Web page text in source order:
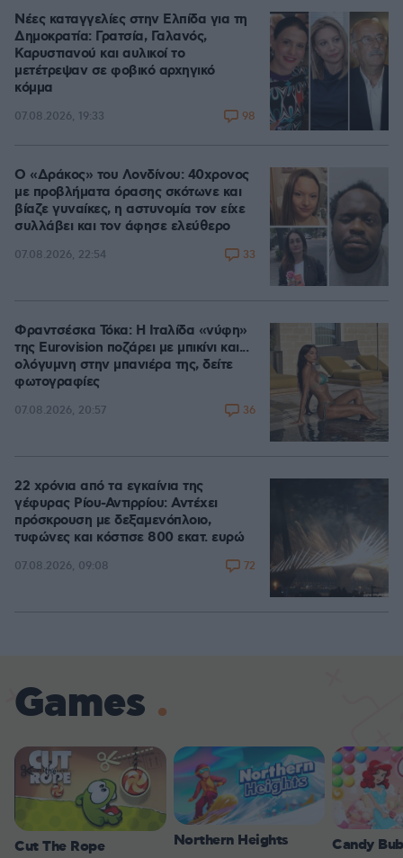
Νέες καταγγελίες στην Ελπίδα για τη
Δημοκρατία: Γρατσία, Γαλανός,
Καρυστιανού και αυλικοί το
μετέτρεψαν σε φοβικό αρχηγικό
κόμμα
07.08.2026, 19:33 98
Ο «Δράκος» του Λονδίνου: 40χρονος
με προβλήματα όρασης σκότωνε και
βίαζε γυναίκες, η αστυνομία τον είχε
συλλάβει και τον άφησε ελεύθερο
07.08.2026, 22:54 33
Φραντσέσκα Τόκα: Η Ιταλίδα «νύφη»
της Eurovision ποζάρει με μπικίνι και...
ολόγυμνη στην μπανιέρα της, δείτε
φωτογραφίες
07.08.2026, 20:57 36
22 χρόνια από τα εγκαίνια της
γέφυρας Ρίου-Αντιρρίου: Αντέχει
πρόσκρουση με δεξαμενόπλοιο,
τυφώνες και κόστισε 800 εκατ. ευρώ
07.08.2026, 09:08 72
Games
Cut The Rope Northern Heights Candy